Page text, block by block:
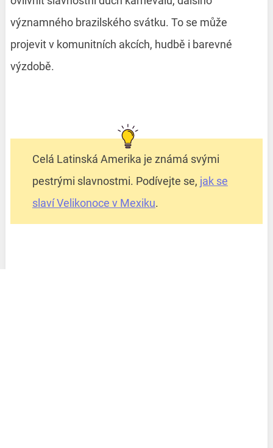
významného brazilského svátku. To se může
projevit v komunitních akcích, hudbě i barevné
výzdobě.
Celá Latinská Amerika je známá svými
pestrými slavnostmi. Podívejte se, jak se
slaví Velikonoce v Mexiku.